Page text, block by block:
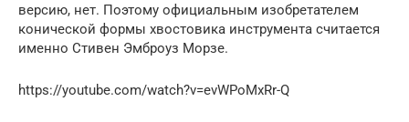
версию, нет. Поэтому официальным изобретателем
конической формы хвостовика инструмента считается
именно Стивен Эмброуз Морзе.
https://youtube.com/watch?v=evWPoMxRr-Q